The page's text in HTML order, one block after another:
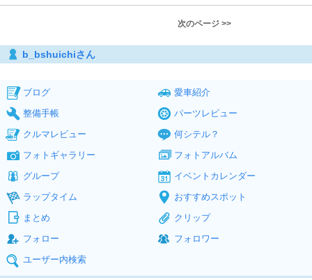
次のページ >>
b_bshuichiさん
ブログ
愛車紹介
整備手帳
パーツレビュー
クルマレビュー
何シテル？
フォトギャラリー
フォトアルバム
グループ
イベントカレンダー
ラップタイム
おすすめスポット
まとめ
クリップ
フォロー
フォロワー
ユーザー内検索